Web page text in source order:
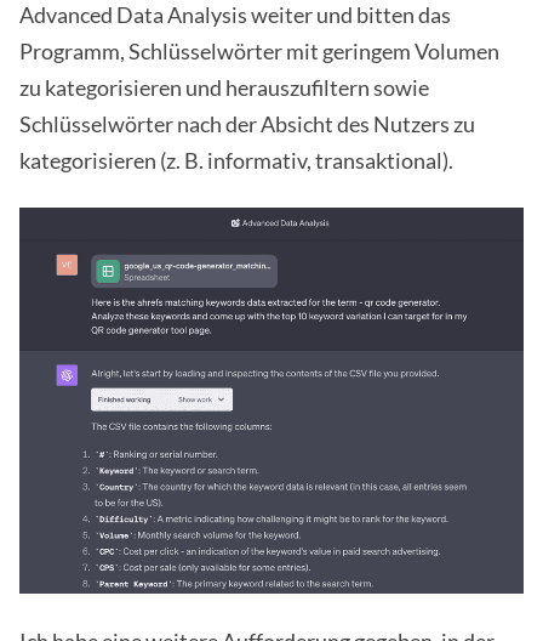
Advanced Data Analysis weiter und bitten das
Programm, Schlüsselwörter mit geringem Volumen
zu kategorisieren und herauszufiltern sowie
Schlüsselwörter nach der Absicht des Nutzers zu
kategorisieren (z. B. informativ, transaktional).